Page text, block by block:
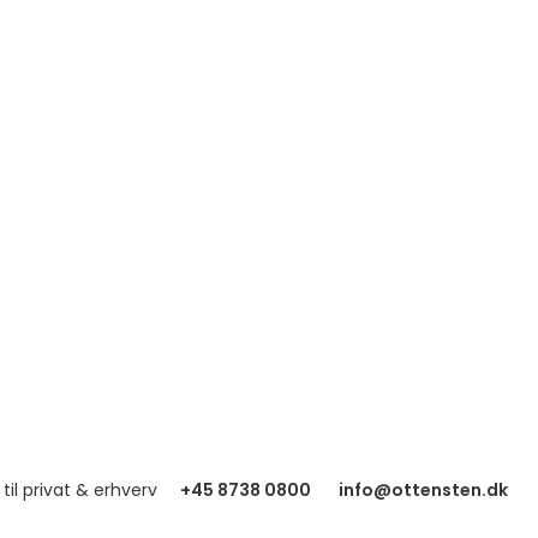
til privat & erhverv +45 8738 0800 info@ottensten.dk